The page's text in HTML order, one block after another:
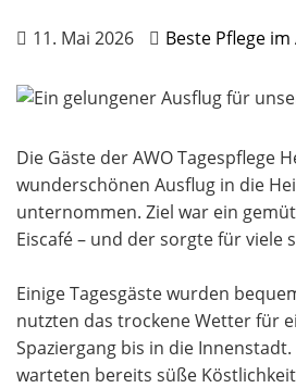
11. Mai 2026 Beste Pflege
Die Gäste der AWO Tagespflege
wunderschönen Ausflug in die
unternommen. Ziel war ein
Eiscafé – und der sorgte für viele
Einige Tagesgäste wurden
nutzten das trockene Wetter für
Spaziergang bis in die
warteten bereits süße